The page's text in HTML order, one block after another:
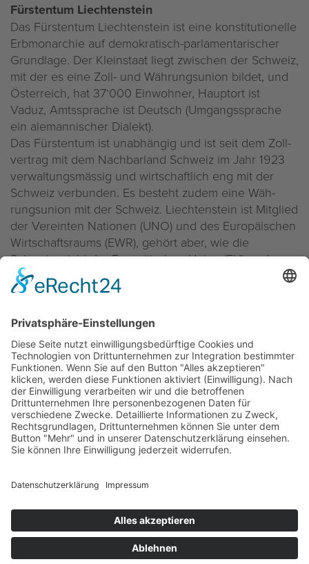
Fürs­ten­tum Liech­ten­stein
Das Fürs­ten­tum Liech­ten­stein ist eine kon­sti­tu­tio­nel­le
Erb­mon­ar­chie auf de­mo­kra­tisch-par­la­men­ta­ri­scher
Grund­la­ge. Der Klein­staat liegt zwi­schen der Schweiz,
mit der es eine Zoll- und Wäh­rungs­uni­on bil­det, und
Ös­ter­reich, hat 37‘000 Ein­woh­ner, Haupt­ort ist
Vaduz, Amts­spra­che ist Deutsch (Um­gangs­spra­che
ein ale­man­ni­scher Dia­lekt).
Das Fürs­ten­tum ist un­ab­hän­gig und ist seit dem Zoll­
ver­trag mit dem Nach­bar­land Schweiz im Jahr 1923
ver­wal­tungs­mäs­sig und wirt­schaft­lich eng mit der
Schweiz ver­bun­den. Es be­steht zudem eine Wäh­
rungs­uni­on mit der Schweiz. Liech­ten­stein ist Mit­glied
der Ver­ein­ten Na­tio­nen (UNO) und des Eu­ro­päi­schen
Wirt­schafts­raums (EWR), ge­hört aber, wie die
Schweiz, nicht der Eu­ro­päi­schen Union (EU) an. Im
No­vem­ber 2013 wurde ein in­ter­na­tio­na­les Ab­kom­
men zur Ver­hin­de­rung von Steu­er­flucht («OECD-/Eu­
Liech­ten­stein zeich­net sich ins­be­son­de­re durch die
sta­bi­le po­li­ti­sche und wirt­schaft­li­che Lage aus.